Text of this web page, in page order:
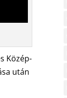
Közép-
után